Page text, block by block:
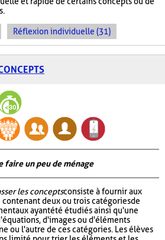
Réflexion individuelle (31)
faire un peu de ménage
les conceptsconsiste à fournir aux
deux ou trois catégories de
ayant été étudiés ainsi qu'une
d'images ou d'éléments
ou l'autre de ces catégories. Les élèves